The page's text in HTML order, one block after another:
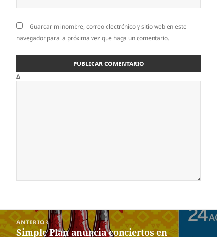
Guardar mi nombre, correo electrónico y sitio web en este
navegador para la próxima vez que haga un comentario.
Δ
Navegación
de
ANTERIOR
Entrada
Simple Plan anuncia conciertos en